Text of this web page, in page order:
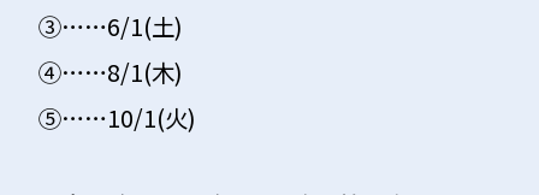
③……6/1(土)
④……8/1(木)
⑤……10/1(火)